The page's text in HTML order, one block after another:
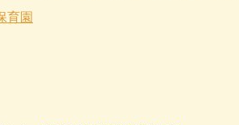
育園